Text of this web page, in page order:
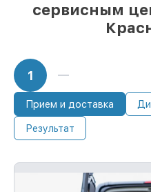
сервисным
1
Прием и доставка
Результат